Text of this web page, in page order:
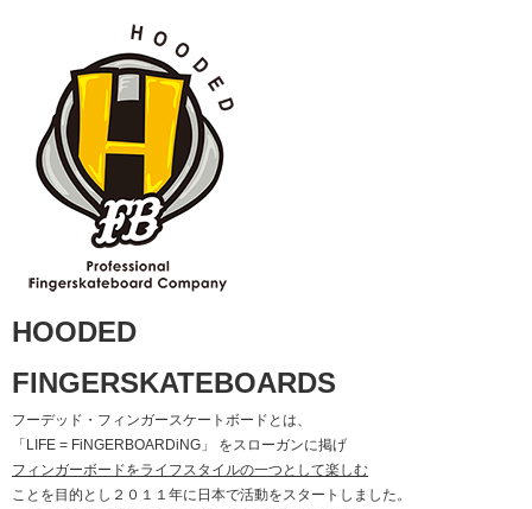
HOODED
FINGERSKATEBOARDS
フーデッド・フィンガースケートボードとは、
「LIFE = FiNGERBOARDiNG」 をスローガンに掲げ
フィンガーボードをライフスタイルの一つとして楽しむ
ことを目的とし２０１１年に日本で活動をスタートしました。